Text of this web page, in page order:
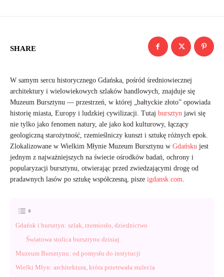
SHARE
W samym sercu historycznego Gdańska, pośród średniowiecznej
architektury i wielowiekowych szlaków handlowych, znajduje się
Muzeum Bursztynu — przestrzeń, w której „bałtyckie złoto” opowiada
historię miasta, Europy i ludzkiej cywilizacji. Tutaj bursztyn jawi się
nie tylko jako fenomen natury, ale jako kod kulturowy, łączący
geologiczną starożytność, rzemieślniczy kunszt i sztukę różnych epok.
Zlokalizowane w Wielkim Młynie Muzeum Bursztynu w Gdańsku jest
jednym z najważniejszych na świecie ośrodków badań, ochrony i
popularyzacji bursztynu, otwierając przed zwiedzającymi drogę od
pradawnych lasów po sztukę współczesną, pisze igdansk.com.
Gdańsk i bursztyn: szlak, rzemiosło, dziedzictwo
Światowa stolica bursztynu dzisiaj
Muzeum Bursztynu: od pomysłu do instytucji
Wielki Młyn: architektura, która przetrwała stulecia